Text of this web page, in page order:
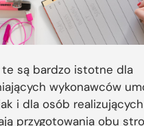
te są bardzo istotne dla
wykonawców
i dla osób
przygotowania obu